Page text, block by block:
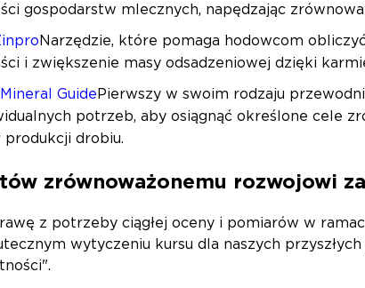
gospodarstw mlecznych, napędzając
Narzędzie, które pomaga hodowcom
i zwiększenie masy odsadzeniowej dzięki
GuidePierwszy w swoim rodzaju
potrzeb, aby osiągnąć określone cele
drobiu.
zrównoważonemu rozwojowi
z potrzeby ciągłej oceny i pomiarów w
wytyczeniu kursu dla naszych